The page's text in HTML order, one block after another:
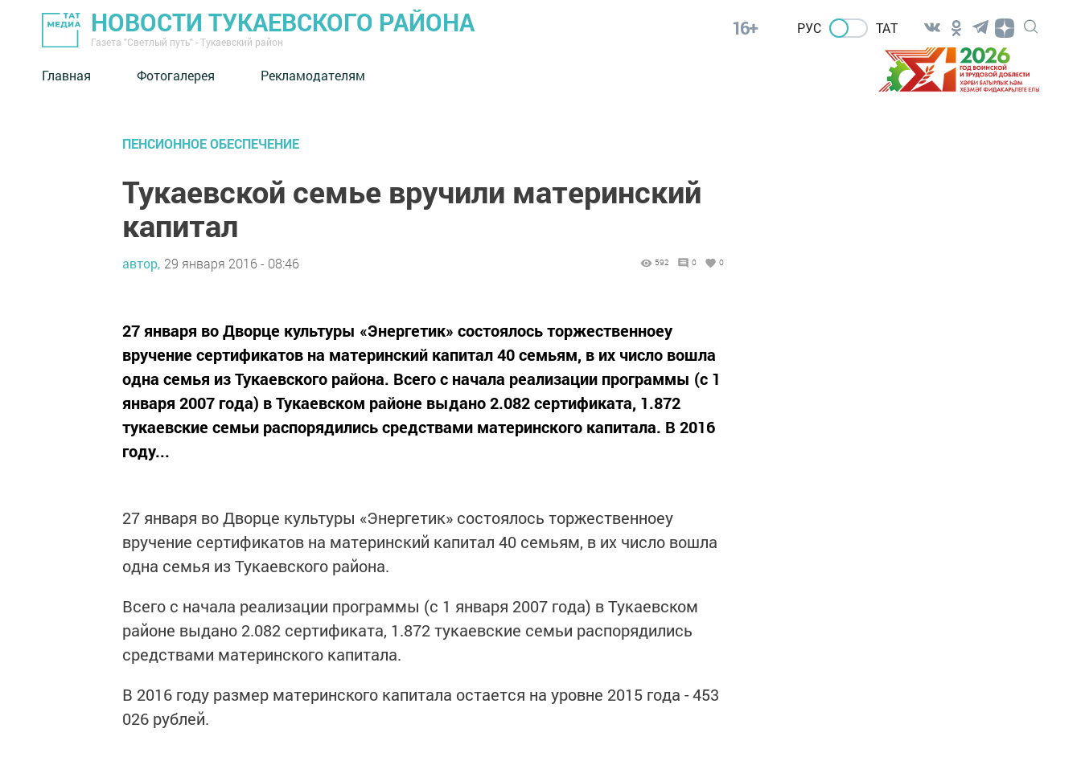
НОВОСТИ ТУКАЕВСКОГО РАЙОНА
Газета "Светлый путь" - Тукаевский район
16+ РУС ТАТ
Главная Фотогалерея Рекламодателям
ПЕНСИОННОЕ ОБЕСПЕЧЕНИЕ
Тукаевской семье вручили материнский
капитал
автор, 29 января 2016 - 08:46 592 0 0
27 января во Дворце культуры «Энергетик» состоялось торжественноеу
вручение сертификатов на материнский капитал 40 семьям, в их число вошла
одна семья из Тукаевского района. Всего с начала реализации программы (с 1
января 2007 года) в Тукаевском районе выдано 2.082 сертификата, 1.872
тукаевские семьи распорядились средствами материнского капитала. В 2016
году...
27 января во Дворце культуры «Энергетик» состоялось торжественноеу
вручение сертификатов на материнский капитал 40 семьям, в их число вошла
одна семья из Тукаевского района.
Всего с начала реализации программы (с 1 января 2007 года) в Тукаевском
районе выдано 2.082 сертификата, 1.872 тукаевские семьи распорядились
средствами материнского капитала.
В 2016 году размер материнского капитала остается на уровне 2015 года - 453
026 рублей.